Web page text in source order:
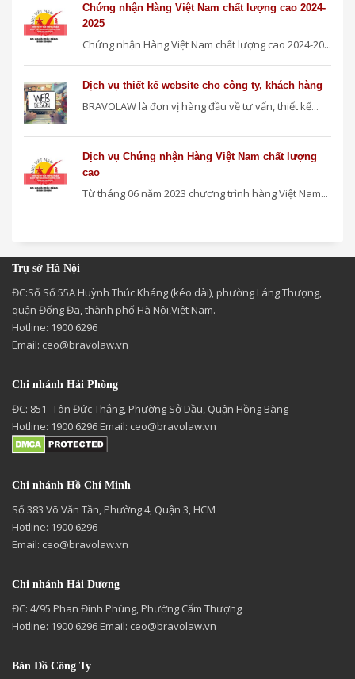
Chứng nhận Hàng Việt Nam chất lượng cao 2024-
2025
Chứng nhận Hàng Việt Nam chất lượng cao 2024-20...
Dịch vụ thiết kế website cho công ty, khách hàng
BRAVOLAW là đơn vị hàng đầu về tư vấn, thiết kế...
Dịch vụ Chứng nhận Hàng Việt Nam chất lượng
cao
Từ tháng 06 năm 2023 chương trình hàng Việt Nam...
Trụ sở Hà Nội
ĐC:Số Số 55A Huỳnh Thúc Kháng (kéo dài), phường Láng Thượng,
quận Đống Đa, thành phố Hà Nội,Việt Nam.
Hotline: 1900 6296
Email: ceo@bravolaw.vn
Chi nhánh Hải Phòng
ĐC: 851 -Tôn Đức Thắng, Phường Sở Dầu, Quận Hồng Bàng
Hotline: 1900 6296 Email: ceo@bravolaw.vn
Chi nhánh Hồ Chí Minh
Số 383 Võ Văn Tần, Phường 4, Quận 3, HCM
Hotline: 1900 6296
Email: ceo@bravolaw.vn
Chi nhánh Hải Dương
ĐC: 4/95 Phan Đình Phùng, Phường Cẩm Thượng
Hotline: 1900 6296 Email: ceo@bravolaw.vn
Bản Đồ Công Ty